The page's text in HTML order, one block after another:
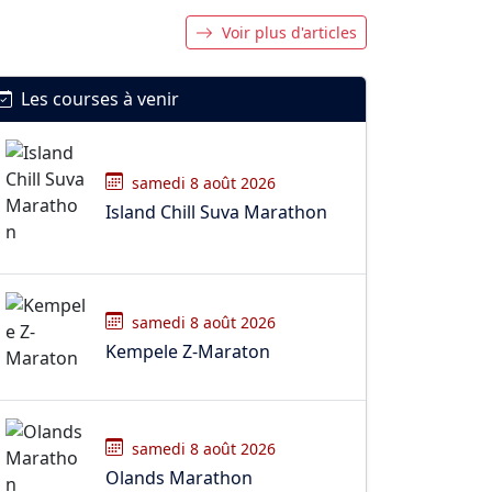
Voir plus d'articles
Les courses à venir
samedi 8 août 2026
Island Chill Suva Marathon
samedi 8 août 2026
Kempele Z-Maraton
samedi 8 août 2026
Olands Marathon